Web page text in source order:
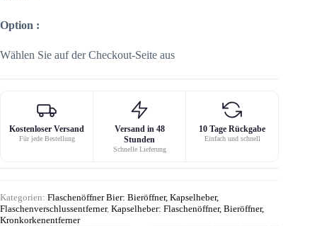
Option :
Wählen Sie auf der Checkout-Seite aus
Kostenloser Versand
Für jede Bestellung
Versand in 48
Stunden
Schnelle Lieferung
10 Tage Rückgabe
Einfach und schnell
Kategorien: Flaschenöffner Bier: Bieröffner, Kapselheber,
Flaschenverschlussentferner, Kapselheber: Flaschenöffner, Bieröffner,
Kronkorkenentferner